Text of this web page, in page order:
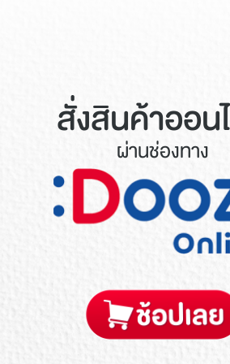
สั่งสินค้าออน
ผ่านช่องทาง